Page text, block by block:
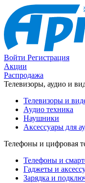
Войти Регистрация
Акции
Распродажа
Телевизоры, аудио и
Телевизоры и
Аудио техника
Наушники
Аксессуары для
Телефоны и цифровая
Телефоны и
Гаджеты и
Зарядка и